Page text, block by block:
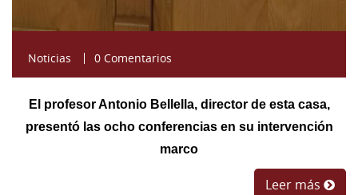
Noticias 0 Comentarios
El profesor Antonio Bellella, director de esta casa,
presentó las ocho conferencias en su intervención
marco
Leer más